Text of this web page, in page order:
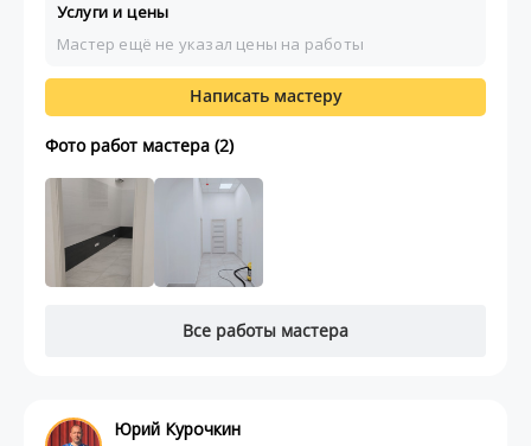
Услуги и цены
Мастер ещё не указал цены на работы
Написать мастеру
Фото работ мастера (2)
Все работы мастера
Юрий Курочкин